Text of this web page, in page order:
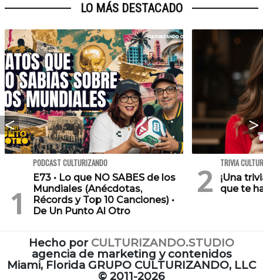
LO MÁS DESTACADO
PODCAST CULTURIZANDO
E73 • Lo que NO SABES de los
Mundiales (Anécdotas,
Récords y Top 10 Canciones) •
De Un Punto Al Otro
TRIVIA
¡Una
que te
Hecho por CULTURIZANDO.STUDIO
agencia de marketing y contenidos
Miami, Florida GRUPO CULTURIZANDO, LLC
© 2011-2026